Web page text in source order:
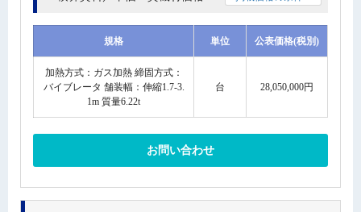
規格 単位 公表価格(税別)
加熱方式：ガス加熱 締固方式：
バイブレータ 舗装幅：伸縮1.7-3.
1m 質量6.22t
台 28,050,000円
お問い合わせ